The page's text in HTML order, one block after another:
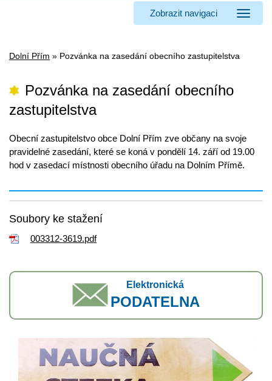
Zobrazit navigaci
Dolní Přím » Pozvánka na zasedání obecního zastupitelstva
Pozvánka na zasedání obecního
zastupitelstva
Obecní zastupitelstvo obce Dolní Přím zve občany na svoje
pravidelné zasedání, které se koná v pondělí 14. září od 19.00
hod v zasedací místnosti obecního úřadu na Dolním Přímě.
Soubory ke stažení
003312-3619.pdf
Elektronická
PODATELNA